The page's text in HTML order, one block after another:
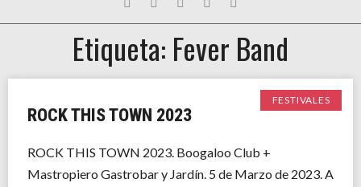
EXPOSICIONES
HISTORIAS
Etiqueta: Fever Band
FESTIVALES
ROCK THIS TOWN 2023
ROCK THIS TOWN 2023. Boogaloo Club +
Mastropiero Gastrobar y Jardín. 5 de Marzo de 2023. A